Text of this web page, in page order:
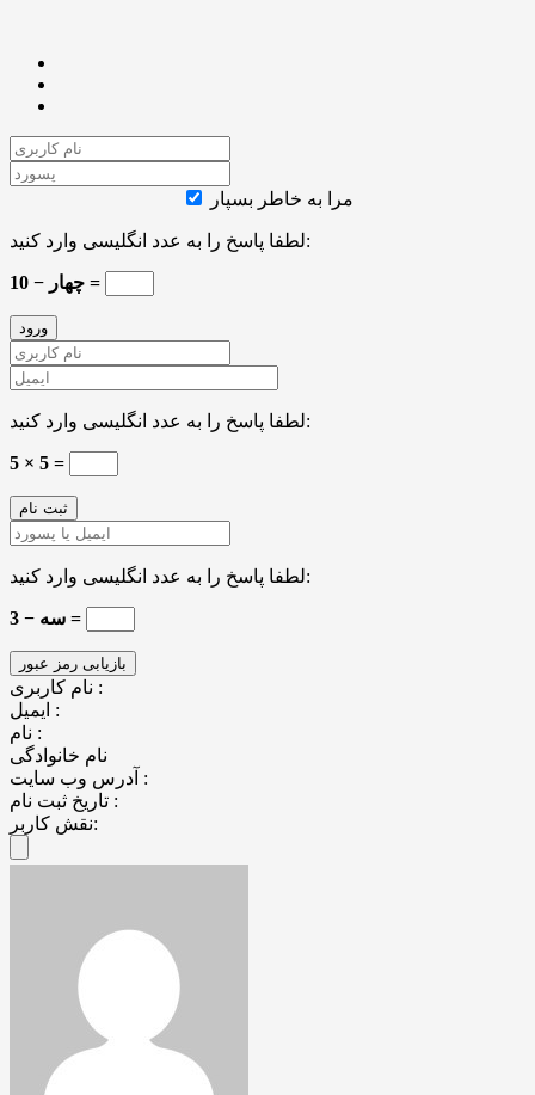
مرا به خاطر بسپار
لطفا پاسخ را به عدد انگلیسی وارد کنید:
10 − چهار =
لطفا پاسخ را به عدد انگلیسی وارد کنید:
5 × 5 =
لطفا پاسخ را به عدد انگلیسی وارد کنید:
سه − 3 =
نام کاربری :
ایمیل :
نام :
نام خانوادگی
آدرس وب سایت :
تاریخ ثبت نام :
نقش کاربر: